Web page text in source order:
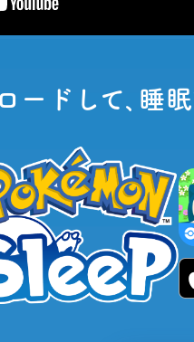
ードして､睡